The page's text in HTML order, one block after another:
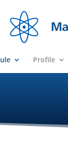
Profile